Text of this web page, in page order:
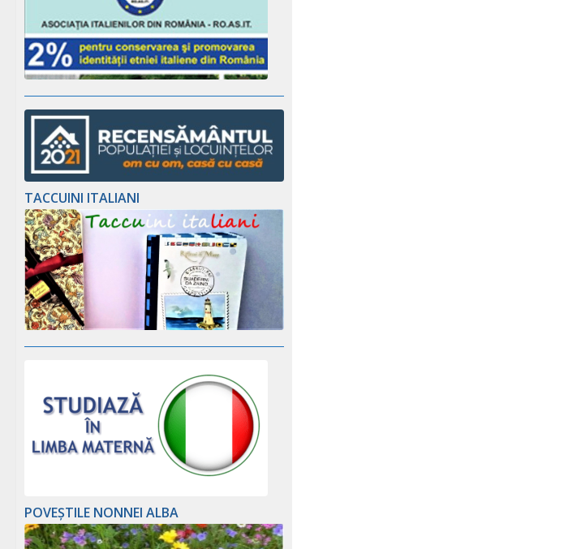
TACCUINI ITALIANI
POVEȘTILE NONNEI ALBA